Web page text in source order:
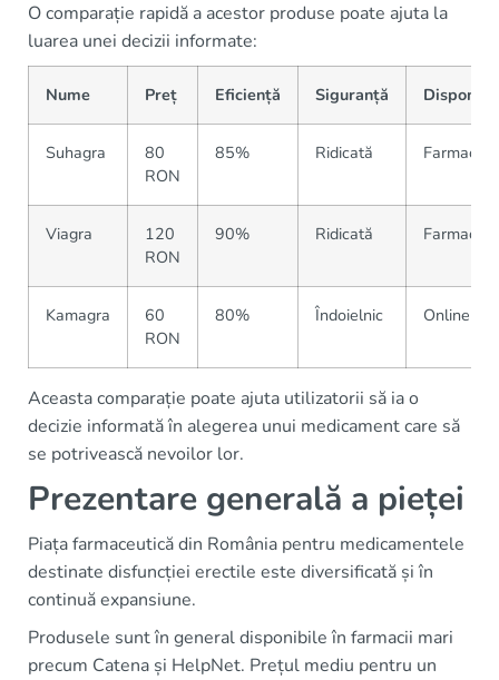
O comparație rapidă a acestor produse poate ajuta la
luarea unei decizii informate:
Nume Preț Eficiență Siguranță
Suhagra
80
RON
85% Ridicată Farmacii
Viagra
120
RON
90% Ridicată Farmacii
Kamagra
60
RON
80% Îndoielnic Online
Aceasta comparație poate ajuta utilizatorii să ia o
decizie informată în alegerea unui medicament care să
se potrivească nevoilor lor.
Prezentare generală a pieței
Piața farmaceutică din România pentru medicamentele
destinate disfuncției erectile este diversificată și în
continuă expansiune.
Produsele sunt în general disponibile în farmacii mari
precum Catena și HelpNet. Prețul mediu pentru un